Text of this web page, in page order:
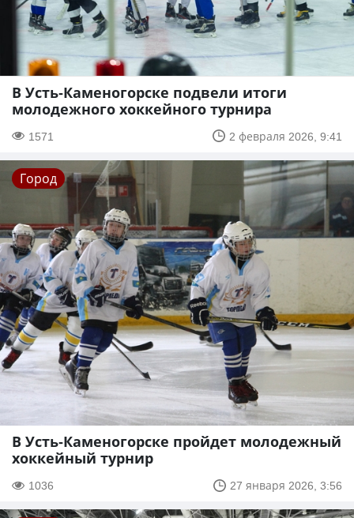
В Усть-Каменогорске подвели итоги
молодежного хоккейного турнира
1571 2 февраля 2026, 9:41
Город
В Усть-Каменогорске пройдет молодежный
хоккейный турнир
1036 27 января 2026, 3:56